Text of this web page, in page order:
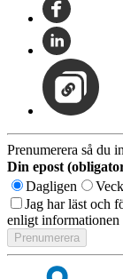
Prenumerera så du
Din epost
Dagligen
Jag har läst och
enligt informationen